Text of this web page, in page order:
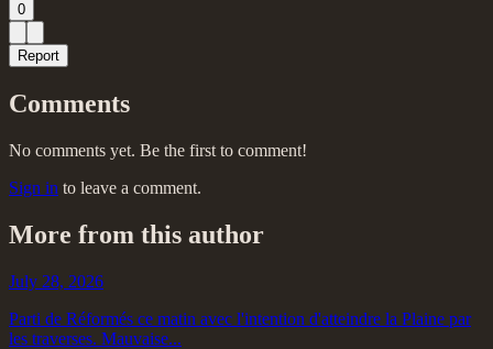
0
Report
Comments
No comments yet. Be the first to comment!
Sign in to leave a comment.
More from this author
July 28, 2026
Parti de Réformés ce matin avec l'intention d'atteindre la Plaine par
les traverses. Mauvaise...